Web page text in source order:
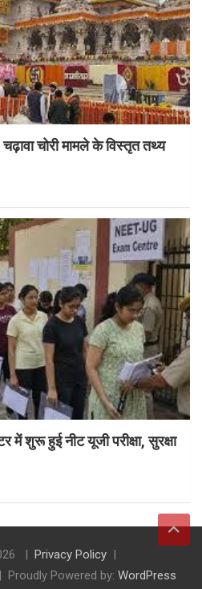
चोरी मामले के विस्तृत तथ्य
में शुरू हुई नीट यूजी परीक्षा, सुरक्षा
Privacy Policy
Proudly Powered by: WordPress